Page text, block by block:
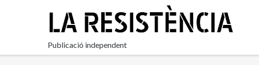
Publicació independent